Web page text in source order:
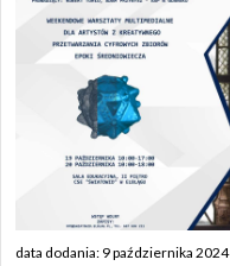
data dodania: 9 października 2024